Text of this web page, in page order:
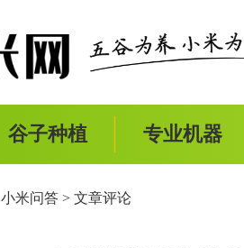
谷子种植 专业机器
小米问答 > 文章评论